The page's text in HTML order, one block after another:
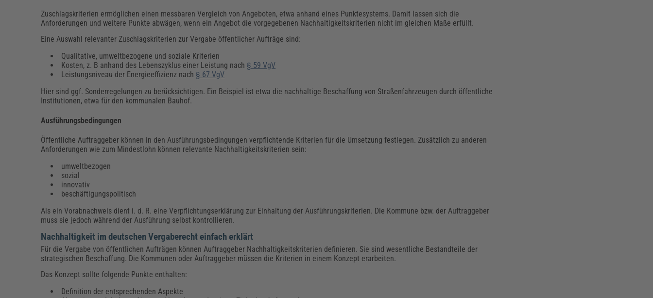
Zuschlagskriterien ermöglichen einen messbaren Vergleich von Angeboten, etwa anhand eines Punktesystems. Damit lassen sich die
Anforderungen und weitere Punkte abwägen, wenn ein Angebot die vorgegebenen Nachhaltigkeitskriterien nicht im gleichen Maße erfüllt.
Eine Auswahl relevanter Zuschlagskriterien zur Vergabe öffentlicher Aufträge sind:
Qualitative, umweltbezogene und soziale Kriterien
Kosten, z. B anhand des Lebenszyklus einer Leistung nach § 59 VgV
Leistungsniveau der Energieeffizienz nach § 67 VgV
Hier sind ggf. Sonderregelungen zu berücksichtigen. Ein Beispiel ist etwa die nachhaltige Beschaffung von Straßenfahrzeugen durch öffentliche
Institutionen, etwa für den kommunalen Bauhof.
Ausführungsbedingungen
Öffentliche Auftraggeber können in den Ausführungsbedingungen verpflichtende Kriterien für die Umsetzung festlegen. Zusätzlich zu anderen
Anforderungen wie zum Mindestlohn können relevante Nachhaltigkeitskriterien sein:
umweltbezogen
sozial
innovativ
beschäftigungspolitisch
Als ein Vorabnachweis dient i. d. R. eine Verpflichtungserklärung zur Einhaltung der Ausführungskriterien. Die Kommune bzw. der Auftraggeber
muss sie jedoch während der Ausführung selbst kontrollieren.
Nachhaltigkeit im deutschen Vergaberecht einfach erklärt
Für die Vergabe von öffentlichen Aufträgen können Auftraggeber Nachhaltigkeitskriterien definieren. Sie sind wesentliche Bestandteile der
strategischen Beschaffung. Die Kommunen oder Auftraggeber müssen die Kriterien in einem Konzept erarbeiten.
Das Konzept sollte folgende Punkte enthalten:
Definition der entsprechenden Aspekte